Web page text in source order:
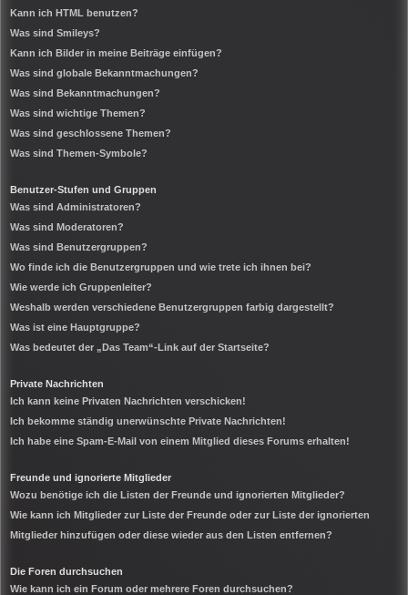
Kann ich HTML benutzen?
Was sind Smileys?
Kann ich Bilder in meine Beiträge einfügen?
Was sind globale Bekanntmachungen?
Was sind Bekanntmachungen?
Was sind wichtige Themen?
Was sind geschlossene Themen?
Was sind Themen-Symbole?
Benutzer-Stufen und Gruppen
Was sind Administratoren?
Was sind Moderatoren?
Was sind Benutzergruppen?
Wo finde ich die Benutzergruppen und wie trete ich ihnen bei?
Wie werde ich Gruppenleiter?
Weshalb werden verschiedene Benutzergruppen farbig dargestellt?
Was ist eine Hauptgruppe?
Was bedeutet der „Das Team“-Link auf der Startseite?
Private Nachrichten
Ich kann keine Privaten Nachrichten verschicken!
Ich bekomme ständig unerwünschte Private Nachrichten!
Ich habe eine Spam-E-Mail von einem Mitglied dieses Forums erhalten!
Freunde und ignorierte Mitglieder
Wozu benötige ich die Listen der Freunde und ignorierten Mitglieder?
Wie kann ich Mitglieder zur Liste der Freunde oder zur Liste der ignorierten
Mitglieder hinzufügen oder diese wieder aus den Listen entfernen?
Die Foren durchsuchen
Wie kann ich ein Forum oder mehrere Foren durchsuchen?